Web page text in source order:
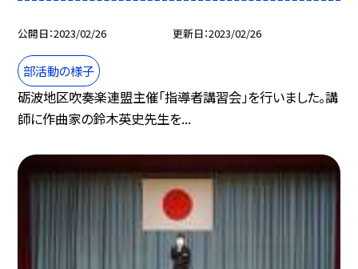
公開日 2023/02/26 更新日 2023/02/26
部活動の様子
砺波地区吹奏楽連盟主催「指導者講習会」を行いました。講
師に作曲家の鈴木英史先生を...